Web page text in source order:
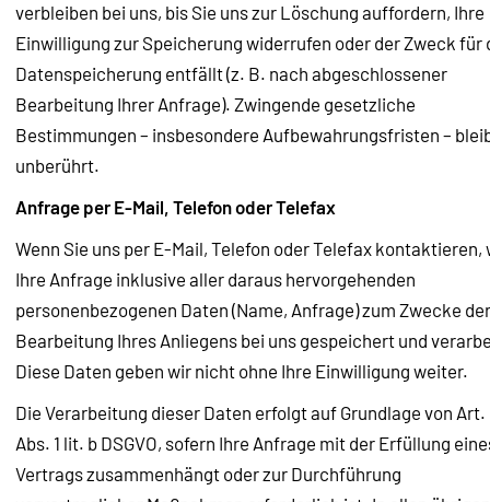
verbleiben bei uns, bis Sie uns zur Löschung auffordern, Ihre
Einwilligung zur Speicherung widerrufen oder der Zweck für
Datenspeicherung entfällt (z. B. nach abgeschlossener
Bearbeitung Ihrer Anfrage). Zwingende gesetzliche
Bestimmungen – insbesondere Aufbewahrungsfristen –
unberührt.
Anfrage per E-Mail, Telefon oder Telefax
Wenn Sie uns per E-Mail, Telefon oder Telefax kontaktieren,
Ihre Anfrage inklusive aller daraus hervorgehenden
personenbezogenen Daten (Name, Anfrage) zum Zwecke der
Bearbeitung Ihres Anliegens bei uns gespeichert und
Diese Daten geben wir nicht ohne Ihre Einwilligung weiter.
Die Verarbeitung dieser Daten erfolgt auf Grundlage von Art.
Abs. 1 lit. b DSGVO, sofern Ihre Anfrage mit der Erfüllung
Vertrags zusammenhängt oder zur Durchführung